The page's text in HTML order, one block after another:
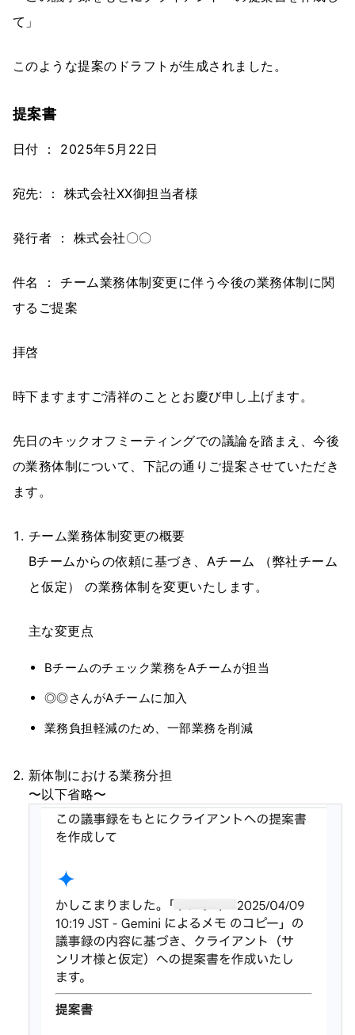
て」
このような提案のドラフトが生成されました。
提案書
日付 ： 2025年5月22日
宛先: ： 株式会社XX御担当者様
発行者 ： 株式会社〇〇
件名 ： チーム業務体制変更に伴う今後の業務体制に関
するご提案
拝啓
時下ますますご清祥のこととお慶び申し上げます。
先日のキックオフミーティングでの議論を踏まえ、今後
の業務体制について、下記の通りご提案させていただき
ます。
チーム業務体制変更の概要
Bチームからの依頼に基づき、Aチーム （弊社チーム
と仮定） の業務体制を変更いたします。
主な変更点
Bチームのチェック業務をAチームが担当
◎◎さんがAチームに加入
業務負担軽減のため、一部業務を削減
新体制における業務分担
〜以下省略〜